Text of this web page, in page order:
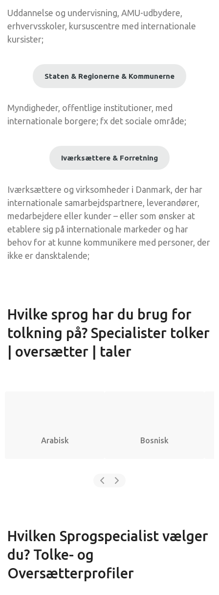
Uddannelse og undervisning, AMU-udbydere,
erhvervsskoler, kursuscentre med internationale
kursister;
Staten & Regionerne & Kommunerne
Myndigheder, offentlige institutioner, med
internationale borgere; fx det sociale område;
Iværksættere & Forretning
Iværksættere og virksomheder i Danmark, der har
internationale samarbejdspartnere, leverandører,
medarbejdere eller kunder – eller som ønsker at
etablere sig på internationale markeder og har
behov for at kunne kommunikere med personer, der
ikke er dansktalende;
Hvilke sprog har du brug for
tolkning på? Specialister tolker
| oversætter | taler
Arabisk Bosnisk
Hvilken Sprogspecialist vælger
du? Tolke- og
Oversætterprofiler